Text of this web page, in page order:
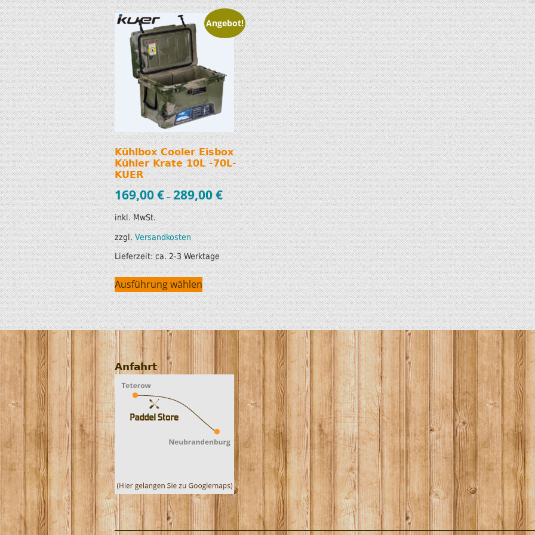
SUP AIR SUP
MODUL KAJAKS
LUFTBOOTE
LEICHTE BOOTE FÜR IHR
WOHNMOBIL
SONDERANGEBOTE/SALE
WILDERNESS
ZUBEHÖR
DOPPELPADDEL
STECHPADDEL
WESTEN &
TRANSPORT &
LAGERUNG
BOOTSWAGEN
SPRITZDECKEN/
LUKENDECKEL
RAM ZUBEHÖR
HOBIE KAJAKS
ELEKTROMOTORE
Angebot!
Kühlbox Cooler Eisbox
Kühler Krate 10L -70L-
KUER
169,00€–289,00€
inkl. MwSt.
zzgl.Versandkosten
Lieferzeit:ca. 2-3 Werktage
Ausführung wählen
Anfahrt